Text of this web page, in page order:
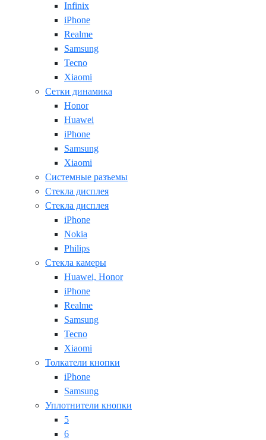
Infinix
iPhone
Realme
Samsung
Tecno
Xiaomi
Сетки динамика
Honor
Huawei
iPhone
Samsung
Xiaomi
Системные разъемы
Стекла дисплея
Стекла дисплея
iPhone
Nokia
Philips
Стекла камеры
Huawei, Honor
iPhone
Realme
Samsung
Tecno
Xiaomi
Толкатели кнопки
iPhone
Samsung
Уплотнители кнопки
5
6